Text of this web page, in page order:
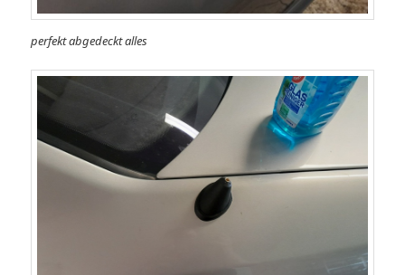
perfekt abgedeckt alles